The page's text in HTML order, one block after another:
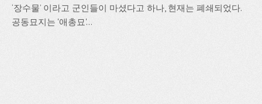
‘장수물’ 이라고 군인들이 마셨다고 하나, 현재는 폐쇄되었다.
공동묘지는 '애총묘'...